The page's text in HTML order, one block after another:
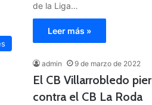
de la Liga…
Leer más »
admin 9 de marzo de 2022
El CB Villarrobledo
contra el CB La Roda